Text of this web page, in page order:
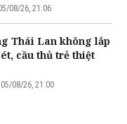
08/26, 21:06
Thái Lan không lắp
cầu thủ trẻ thiệt
05/08/26, 21:00